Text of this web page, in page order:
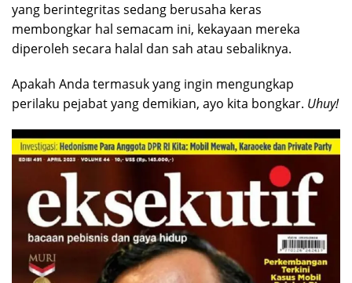
yang berintegritas sedang berusaha keras
membongkar hal semacam ini, kekayaan mereka
diperoleh secara halal dan sah atau sebaliknya.
Apakah Anda termasuk yang ingin mengungkap
perilaku pejabat yang demikian, ayo kita bongkar. Uhuy!